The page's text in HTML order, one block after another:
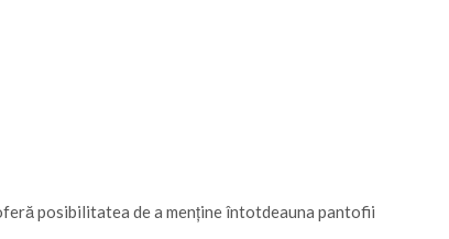
posibilitatea de a menține întotdeauna pantofii